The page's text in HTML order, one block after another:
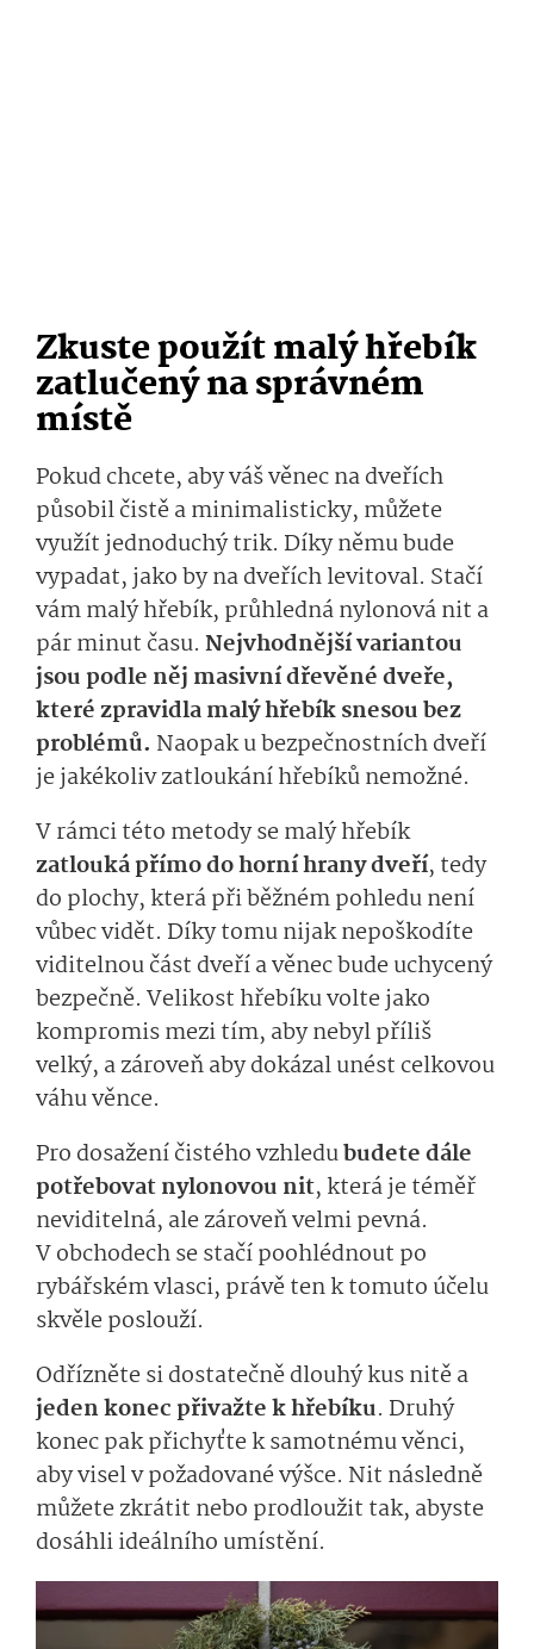
Zkuste použít malý hřebík
zatlučený na správném
místě
Pokud chcete, aby váš věnec na dveřích
působil čistě a minimalisticky, můžete
využít jednoduchý trik. Díky němu bude
vypadat, jako by na dveřích levitoval. Stačí
vám malý hřebík, průhledná nylonová nit a
pár minut času. Nejvhodnější variantou
jsou podle něj masivní dřevěné dveře,
které zpravidla malý hřebík snesou bez
problémů. Naopak u bezpečnostních dveří
je jakékoliv zatloukání hřebíků nemožné.
V rámci této metody se malý hřebík
zatlouká přímo do horní hrany dveří, tedy
do plochy, která při běžném pohledu není
vůbec vidět. Díky tomu nijak nepoškodíte
viditelnou část dveří a věnec bude uchycený
bezpečně. Velikost hřebíku volte jako
kompromis mezi tím, aby nebyl příliš
velký, a zároveň aby dokázal unést celkovou
váhu věnce.
Pro dosažení čistého vzhledubudete dále
potřebovat nylonovou nit, která je téměř
neviditelná, ale zároveň velmi pevná.
V obchodech se stačí poohlédnout po
rybářském vlasci, právě ten k tomuto účelu
skvěle poslouží.
Odřízněte si dostatečně dlouhý kus nitě a
jeden konec přivažte k hřebíku. Druhý
konec pak přichyťte k samotnému věnci,
aby visel v požadované výšce. Nit následně
můžete zkrátit nebo prodloužit tak, abyste
dosáhli ideálního umístění.